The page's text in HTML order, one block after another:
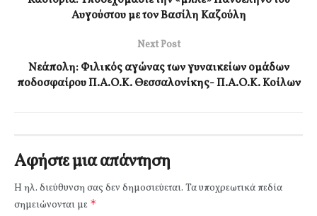
Αυγούστου με τον Βασίλη Καζούλη
Next Post
Νεάπολη: Φιλικός αγώνας των γυναικείων ομάδων
ποδοσφαίρου Π.Α.Ο.Κ. Θεσσαλονίκης- Π.Α.Ο.Κ. Κοίλων
Αφήστε μια απάντηση
Η ηλ. διεύθυνση σας δεν δημοσιεύεται. Τα υποχρεωτικά πεδία
σημειώνονται με *